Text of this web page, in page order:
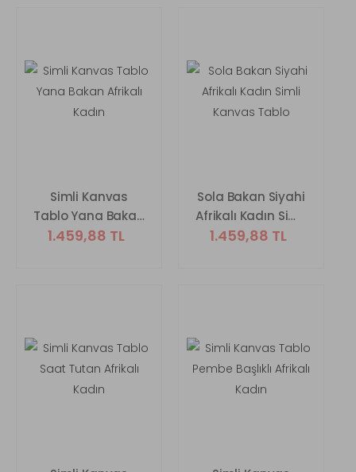
Simli Kanvas
Tablo Yana Bakan
Afrikalı Kadın
1.459,88 TL
Sola Bakan Siyahi
Afrikalı Kadın Simli
Kanvas Tablo
1.459,88 TL